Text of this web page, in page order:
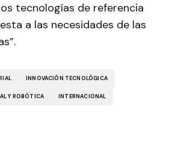
tecnologías de referencia
a las necesidades de las
INNOVACIÓN TECNOLÓGICA
Y ROBÓTICA INTERNACIONAL